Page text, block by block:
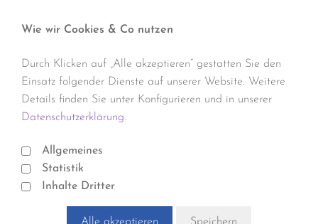
Wie wir Cookies & Co nutzen
Durch Klicken auf „Alle akzeptieren“ gestatten Sie den
Einsatz folgender Dienste auf unserer Website. Weitere
Details finden Sie unter Konfigurieren und in unserer
Datenschutzerklärung.
Allgemeines
Statistik
Inhalte Dritter